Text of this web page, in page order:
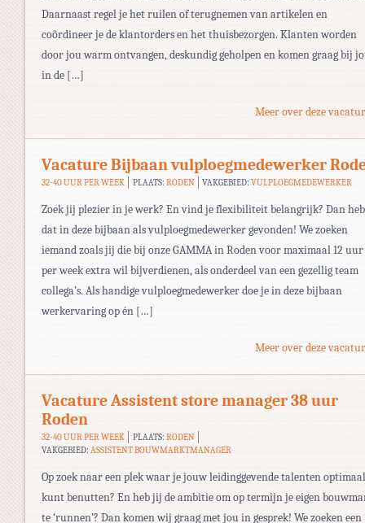
Daarnaast regel je het ruilen of terugnemen van artikelen en
coördineer je de klantorders en het thuisbezorgen. Klanten worden
door jou warm ontvangen, deskundig geholpen en komen graag bij
in de […]
Meer over deze
Vacature Bijbaan vulploegmedewerker
32-40 UUR PER WEEK PLAATS: RODEN VAKGEBIED:VULPLOEGMEDEWERKER
Zoek jij plezier in je werk? En vind je flexibiliteit belangrijk? Dan
dat in deze bijbaan als vulploegmedewerker gevonden! We zoeken
iemand zoals jij die bij onze GAMMA in Roden voor maximaal 12 uur
per week extra wil bijverdienen, als onderdeel van een gezellig team
collega’s. Als handige vulploegmedewerker doe je in deze bijbaan
werkervaring op én […]
Meer over deze
Vacature Assistent store manager 38 uur
Roden
32-40 UUR PER WEEK PLAATS: RODEN
VAKGEBIED: ASSISTENT BOUWMARKTMANAGER
Op zoek naar een plek waar je jouw leidinggevende talenten optimaal
kunt benutten? En heb jij de ambitie om op termijn je eigen
te ‘runnen’? Dan komen wij graag met jou in gesprek! We zoeken een